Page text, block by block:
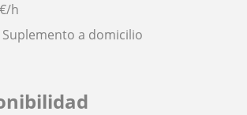
€/h
Suplemento a domicilio